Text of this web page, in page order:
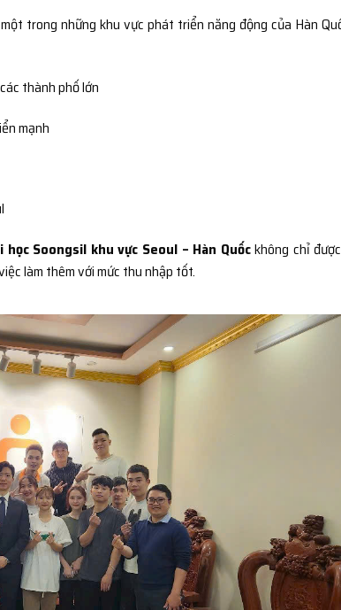
trong những khu vực phát triển năng động của Hàn
thành phố lớn
mạnh
học Soongsil khu vực Seoul – Hàn Quốckhông chỉ
làm thêm với mức thu nhập tốt.